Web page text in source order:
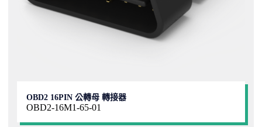
OBD2 16PIN 公轉母 轉接器
OBD2-16M1-65-01